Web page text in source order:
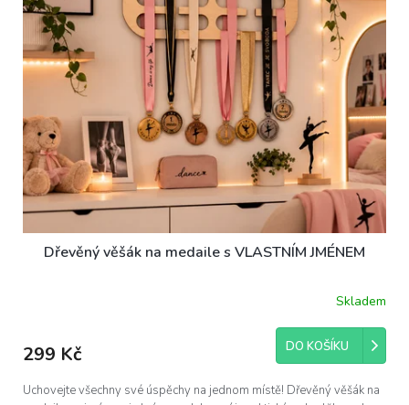
Dřevěný věšák na medaile s VLASTNÍM JMÉNEM
Skladem
299 Kč DO KOŠÍKU
Uchovejte všechny své úspěchy na jednom místě! Dřevěný věšák na